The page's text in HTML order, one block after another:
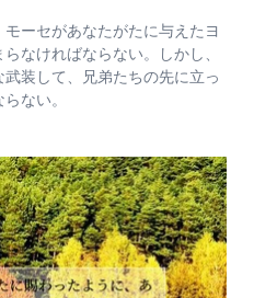
ーセがあなたがたに与えたヨ
なければならない。しかし、
装して、兄弟たちの先に立っ
ない。